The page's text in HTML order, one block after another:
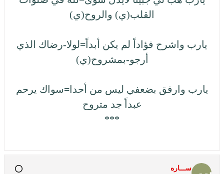
القلب(ي) والروح(ي)
يارب واشرح فؤاداً لم يكن أبداً=لولا-رضاك الذي
أرجو-بمشروح(ي)
يارب وارفق بضعفي ليس من أحدا=سواك يرحم
عبداً جد متروح
***
ســـاره